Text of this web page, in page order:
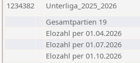
1234382 Unterliga_2025_2026
Gesamtpartien 19
Elozahl per 01.04.2026
Elozahl per 01.07.2026
Elozahl per 01.10.2026